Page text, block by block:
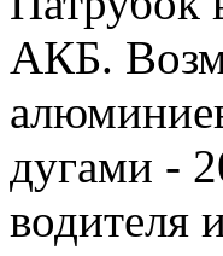
АКБ.
дугами -
водителя